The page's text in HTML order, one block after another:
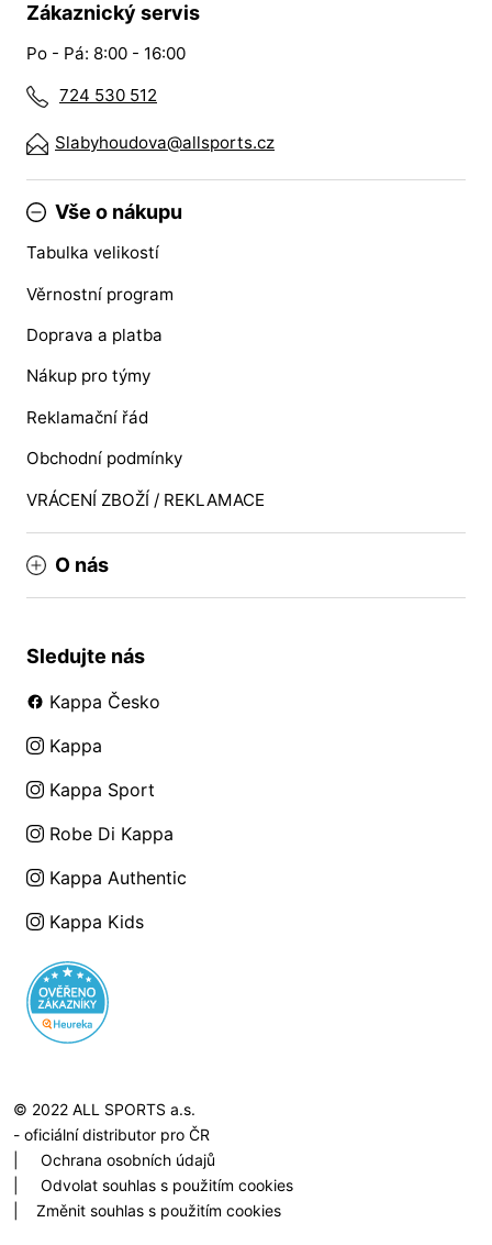
Zákaznický servis
Po - Pá: 8:00 - 16:00
724 530 512
Slabyhoudova@allsports.cz
Vše o nákupu
Tabulka velikostí
Věrnostní program
Doprava a platba
Nákup pro týmy
Reklamační řád
Obchodní podmínky
VRÁCENÍ ZBOŽÍ / REKLAMACE
O nás
Sledujte nás
Kappa Česko
Kappa
Kappa Sport
Robe Di Kappa
Kappa Authentic
Kappa Kids
© 2022 ALL SPORTS a.s.
- oficiální distributor pro ČR
Ochrana osobních údajů
Odvolat souhlas s použitím cookies
Změnit souhlas s použitím cookies